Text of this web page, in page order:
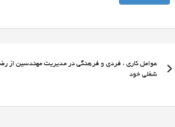
نوشته
عوامل کاری ، فردی و فرهنگی در مدیریت مهندسین از
شغلی خود